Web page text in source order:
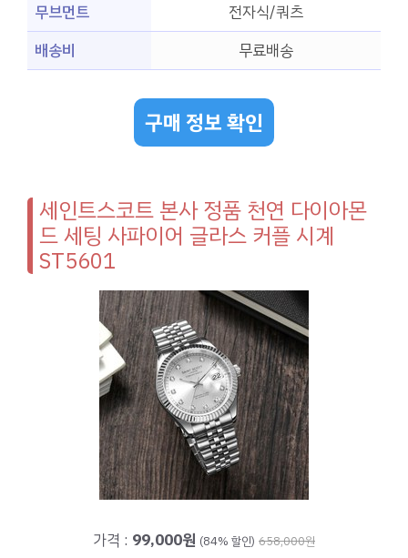
무브먼트
전자식/쿼츠
배송비
무료배송
구매 정보 확인
세인트스코트 본사 정품 천연 다이아몬
드 세팅 사파이어 글라스 커플 시계
ST5601
가격 : 99,000원 (84% 할인) 658,000원